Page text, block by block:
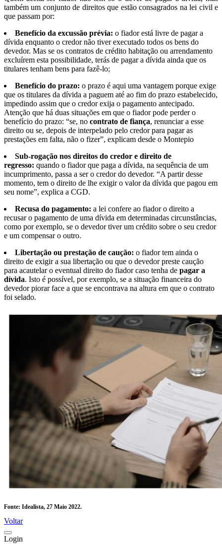
também um conjunto de direitos que estão consagrados na lei civil e
que passam por:
Benefício da excussão prévia: o fiador está livre de pagar a
dívida enquanto o credor não tiver executado todos os bens do
devedor. Mas se os contratos de crédito habitação ou arrendamento
excluírem esta possibilidade, terás de pagar a dívida ainda que os
titulares tenham bens para fazê-lo;
Benefício do prazo: o prazo é aqui uma vantagem porque exige
que os titulares da dívida a paguem até ao fim do prazo estabelecido,
impedindo assim que o credor exija o pagamento antecipado.
Atenção que há duas situações em que o fiador pode perder o
benefício do prazo: “se, no contrato de fiança, renunciar a esse
direito ou se, depois de interpelado pelo credor para pagar as
prestações em falta, não o fizer”, explicam desde o Montepio
Sub-rogação nos direitos do credor e direito de
regresso: quando o fiador que paga a dívida, na sequência de um
incumprimento, passa a ser o credor do devedor. “A partir desse
momento, tem o direito de lhe exigir o valor da dívida que pagou em
seu nome”, explica a CGD.
Recusa do pagamento: a lei confere ao fiador o direito a
recusar o pagamento de uma dívida em determinadas circunstâncias,
como por exemplo, se o devedor tiver um crédito sobre o seu credor
e um compensar o outro.
Libertação ou prestação de caução: o fiador tem ainda o
direito de exigir a sua libertação ou que o devedor preste caução
para acautelar o eventual direito do fiador caso tenha de pagar a
dívida. Isto é possível, por exemplo, se a situação financeira do
devedor piorar face a que se encontrava na altura em que o contrato
foi selado.
Fonte: Idealista, 27 Maio 2022.
Voltar
Login